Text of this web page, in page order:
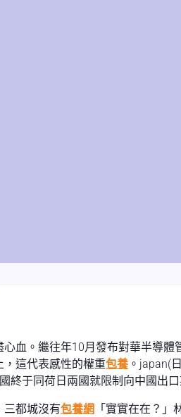
血。繼往年10月發布對華半導
，這代表感性的權重包養 。japan(
終于同荷日兩國就限制向中國出
三都城沒有包養網 「實實在在？」